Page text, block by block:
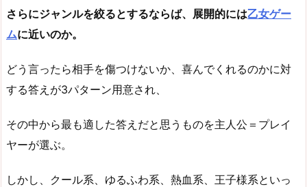
さらにジャンルを絞るとするならば、展開的には乙女ゲー
ムに近いのか。
どう言ったら相手を傷つけないか、喜んでくれるのかに対
する答えが3パターン用意され、
その中から最も適した答えだと思うものを主人公＝プレイ
ヤーが選ぶ。
しかし、クール系、ゆるふわ系、熱血系、王子様系といっ